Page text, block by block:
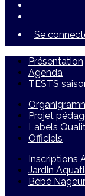
Se
Présentation
Agenda
TESTS
Projet
Labels
Officiels
Inscriptions
Jardin
Bébé